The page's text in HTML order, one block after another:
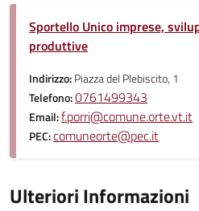
Sportello Unico imprese,
produttive
Indirizzo:Piazza del Plebiscito, 1
Telefono:0761499343
Email:f.porri@comune.orte.vt.it
PEC:comuneorte@pec.it
Ulteriori Informazioni